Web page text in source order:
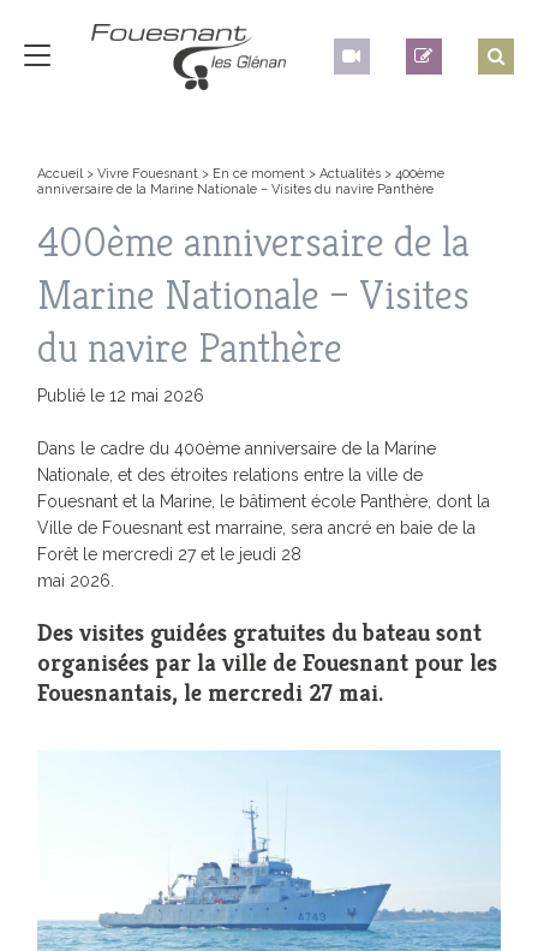
Accueil>Vivre Fouesnant > En ce moment >Actualités >400ème
anniversaire de la Marine Nationale – Visites du navire Panthère
400ème anniversaire de la
Marine Nationale – Visites
du navire Panthère
Publié le 12 mai 2026
Dans le cadre du 400ème anniversaire de la Marine
Nationale, et des étroites relations entre la ville de
Fouesnant et la Marine, le bâtiment école Panthère, dont la
Ville de Fouesnant est marraine, sera ancré en baie de la
Forêt le mercredi 27 et le jeudi 28
mai 2026.
Des visites guidées gratuites du bateau sont
organisées par la ville de Fouesnant pour les
Fouesnantais, le mercredi 27 mai.